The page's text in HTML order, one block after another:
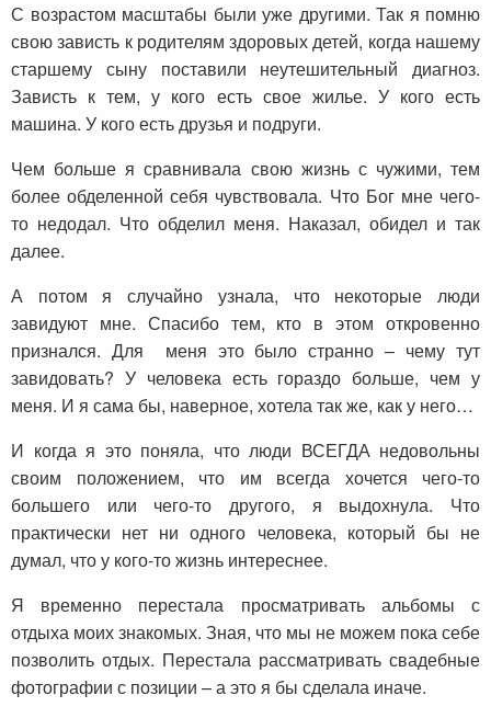
С возрастом масштабы были уже другими. Так я помню
свою зависть к родителям здоровых детей, когда нашему
старшему сыну поставили неутешительный диагноз.
Зависть к тем, у кого есть свое жилье. У кого есть
машина. У кого есть друзья и подруги.
Чем больше я сравнивала свою жизнь с чужими, тем
более обделенной себя чувствовала. Что Бог мне чего-
то недодал. Что обделил меня. Наказал, обидел и так
далее.
А потом я случайно узнала, что некоторые люди
завидуют мне. Спасибо тем, кто в этом откровенно
признался. Для меня это было странно – чему тут
завидовать? У человека есть гораздо больше, чем у
меня. И я сама бы, наверное, хотела так же, как у него…
И когда я это поняла, что люди ВСЕГДА недовольны
своим положением, что им всегда хочется чего-то
большего или чего-то другого, я выдохнула. Что
практически нет ни одного человека, который бы не
думал, что у кого-то жизнь интереснее.
Я временно перестала просматривать альбомы с
отдыха моих знакомых. Зная, что мы не можем пока себе
позволить отдых. Перестала рассматривать свадебные
фотографии с позиции – а это я бы сделала иначе.